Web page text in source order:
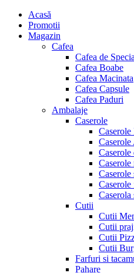
Menu
Acasă
Promotii
Magazin
Cafea
Cafea de
Cafea Boabe
Cafea Macinata
Cafea Capsule
Cafea Paduri
Ambalaje
Caserole
Caserole
Caserole
Caserole
Caserole
Caserole
Caserola
Cutii
Cutii
Cutii
Cutii
Cutii
Farfuri si
Pahare